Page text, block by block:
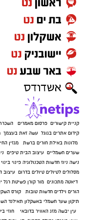
קניית קישורים פרסום מאמרים
קידום אתרים בגוגל עשה זאת בעצמך
מלונות באילת חורים ברשת מגזין
שערים חשמליים עיצוב הבית טיפים
נישה ניוז חדשות הטכנולוגיה פינוי בינוי
מסלולים לטיולים טיולים בדרום עיצוב
דיאטה מתכונים מור קורן פשיטת רגל
הורים וילדים חדשות טובות קורס
תיקון שער חשמלי באשקלון תאילנד
עין יבשה מזג האוויר בדובאי חוזי